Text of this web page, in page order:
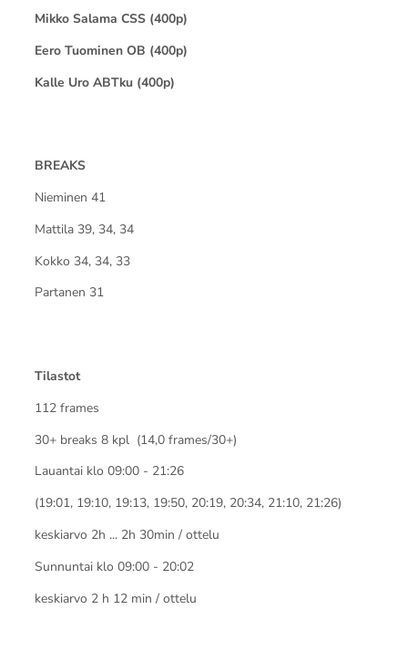
Mikko Salama CSS (400p)
Eero Tuominen OB (400p)
Kalle Uro ABTku (400p)
BREAKS
Nieminen 41
Mattila 39, 34, 34
Kokko 34, 34, 33
Partanen 31
Tilastot
112 frames
30+ breaks 8 kpl (14,0 frames/30+)
Lauantai klo 09:00 - 21:26
(19:01, 19:10, 19:13, 19:50, 20:19, 20:34, 21:10, 21:26)
keskiarvo 2h ... 2h 30min / ottelu
Sunnuntai klo 09:00 - 20:02
keskiarvo 2 h 12 min / ottelu